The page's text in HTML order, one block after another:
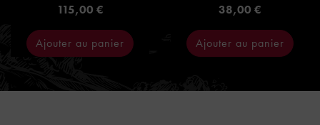
Prix
115,00 €
Ajouter au panier
Prix
38,00 €
Ajouter au panier